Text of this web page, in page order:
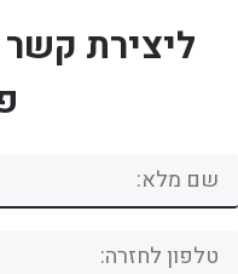
ליצירת